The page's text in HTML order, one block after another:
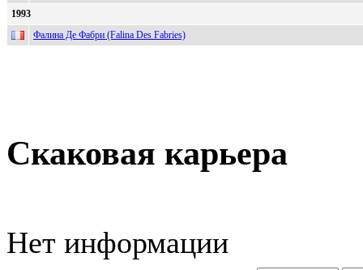
1993
Фалина Де Фабри (Falina Des Fabries)
Скаковая карьера
Нет информации